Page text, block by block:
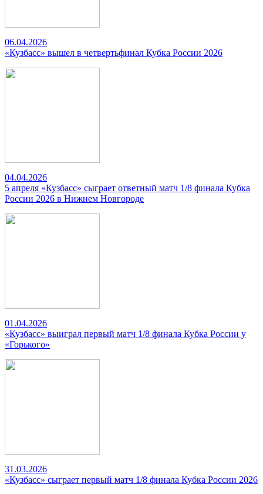
06.04.2026
«Кузбасс» вышел в четвертьфинал Кубка России 2026
04.04.2026
5 апреля «Кузбасс» сыграет ответный матч 1/8 финала Кубка
России 2026 в Нижнем Новгороде
01.04.2026
«Кузбасс» выиграл первый матч 1/8 финала Кубка России у
«Горького»
31.03.2026
«Кузбасс» сыграет первый матч 1/8 финала Кубка России 2026